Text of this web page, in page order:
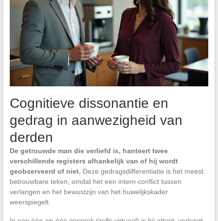
Cognitieve dissonantie en
gedrag in aanwezigheid van
derden
De getrouwde man die verliefd is, hanteert twee
verschillende registers afhankelijk van of hij wordt
geobserveerd of niet. Deze gedragsdifferentiatie is het meest
betrouwbare teken, omdat het een intern conflict tussen
verlangen en het bewustzijn van het huwelijkskader
weerspiegelt.